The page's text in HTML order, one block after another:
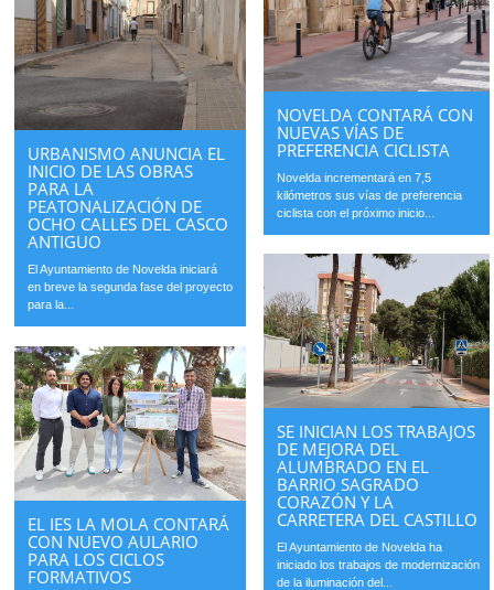
NOVELDA CONTARÁ CON
NUEVAS VÍAS DE
PREFERENCIA CICLISTA
Novelda incrementará en 7,5
kilómetros sus vías de preferencia
ciclista con el próximo inicio...
URBANISMO ANUNCIA EL
INICIO DE LAS OBRAS
PARA LA
PEATONALIZACIÓN DE
OCHO CALLES DEL CASCO
ANTIGUO
El Ayuntamiento de Novelda iniciará
en breve la segunda fase del proyecto
para la...
SE INICIAN LOS TRABAJOS
DE MEJORA DEL
ALUMBRADO EN EL
BARRIO SAGRADO
CORAZÓN Y LA
CARRETERA DEL CASTILLO
El Ayuntamiento de Novelda ha
iniciado los trabajos de modernización
de la iluminación del...
EL IES LA MOLA CONTARÁ
CON NUEVO AULARIO
PARA LOS CICLOS
FORMATIVOS